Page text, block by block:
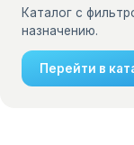
Каталог с
назначению.
Перейти в